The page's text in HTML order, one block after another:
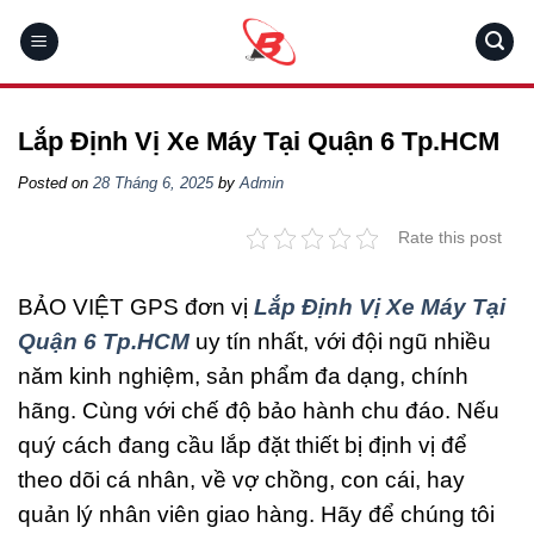
Lắp Định Vị Xe Máy Tại Quận 6 Tp.HCM
Posted on 28 Tháng 6, 2025byAdmin
Rate this post
BẢO VIỆT GPS đơn vị Lắp Định Vị Xe Máy Tại
Quận 6 Tp.HCM uy tín nhất, với đội ngũ nhiều
năm kinh nghiệm, sản phẩm đa dạng, chính
hãng. Cùng với chế độ bảo hành chu đáo. Nếu
quý cách đang cầu lắp đặt thiết bị định vị để
theo dõi cá nhân, về vợ chồng, con cái, hay
quản lý nhân viên giao hàng. Hãy để chúng tôi